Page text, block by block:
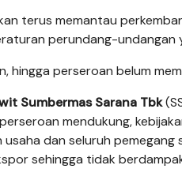
terus memantau
perundang-undangan
hingga perseroan belum
Sumbermas Sarana Tbk
mendukung,
usaha dan seluruh
sehingga tidak